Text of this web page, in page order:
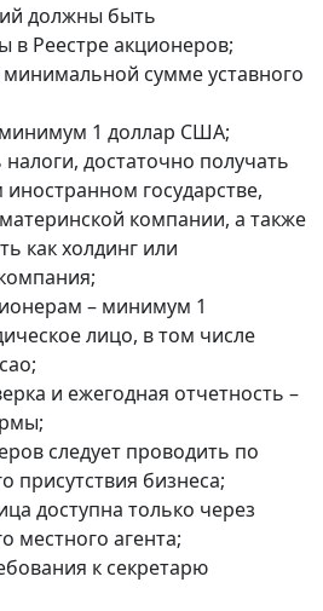
должны быть
в Реестре акционеров;
сумме уставного
1 доллар США;
достаточно получать
государстве,
компании, а также
как холдинг или
– минимум 1
лицо, в том числе
и ежегодная отчетность –
следует проводить по
присутствия бизнеса;
доступна только через
местного агента;
к секретарю